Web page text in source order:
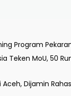
Program
Teken MoU, 50
Dijamin